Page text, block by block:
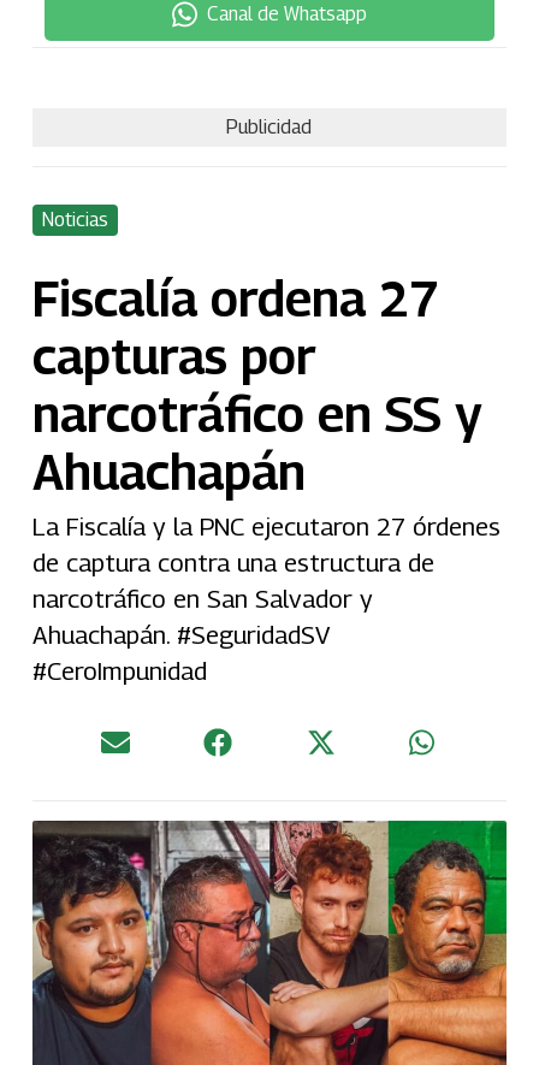
Canal de Whatsapp
Publicidad
Noticias
Fiscalía ordena 27
capturas por
narcotráfico en SS y
Ahuachapán
La Fiscalía y la PNC ejecutaron 27 órdenes
de captura contra una estructura de
narcotráfico en San Salvador y
Ahuachapán. #SeguridadSV
#CeroImpunidad